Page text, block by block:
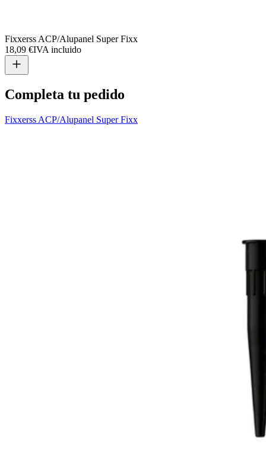
Fixxerss ACP/Alupanel Super Fixx
18,09 €IVA incluido
Completa tu pedido
Fixxerss ACP/Alupanel Super Fixx